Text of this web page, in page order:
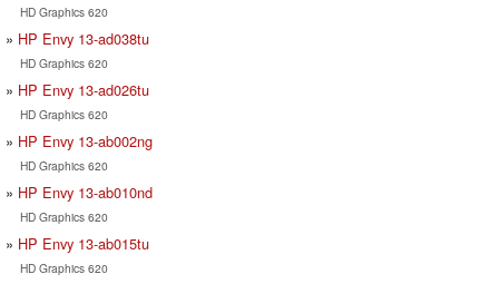
HD Graphics 620
HP Envy 13-ad038tu
HD Graphics 620
HP Envy 13-ad026tu
HD Graphics 620
HP Envy 13-ab002ng
HD Graphics 620
HP Envy 13-ab010nd
HD Graphics 620
HP Envy 13-ab015tu
HD Graphics 620